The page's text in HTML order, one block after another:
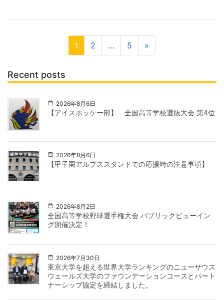
1 2 … 5 »
Recent posts
2026年8月6日
【アイスホッケー部】 全国高等学校選抜大会 第4位
2026年8月6日
【甲子園アルプススタンドでの応援時の注意事項】
2026年8月2日
全国高等学校野球選手権大会 パブリックビューイン
グ開催決定！
2026年7月30日
東京大学を超える世界大学ランキングのニューサウス
ウェールズ大学のファウンデーションコースとパート
ナーシップ協定を締結しました。